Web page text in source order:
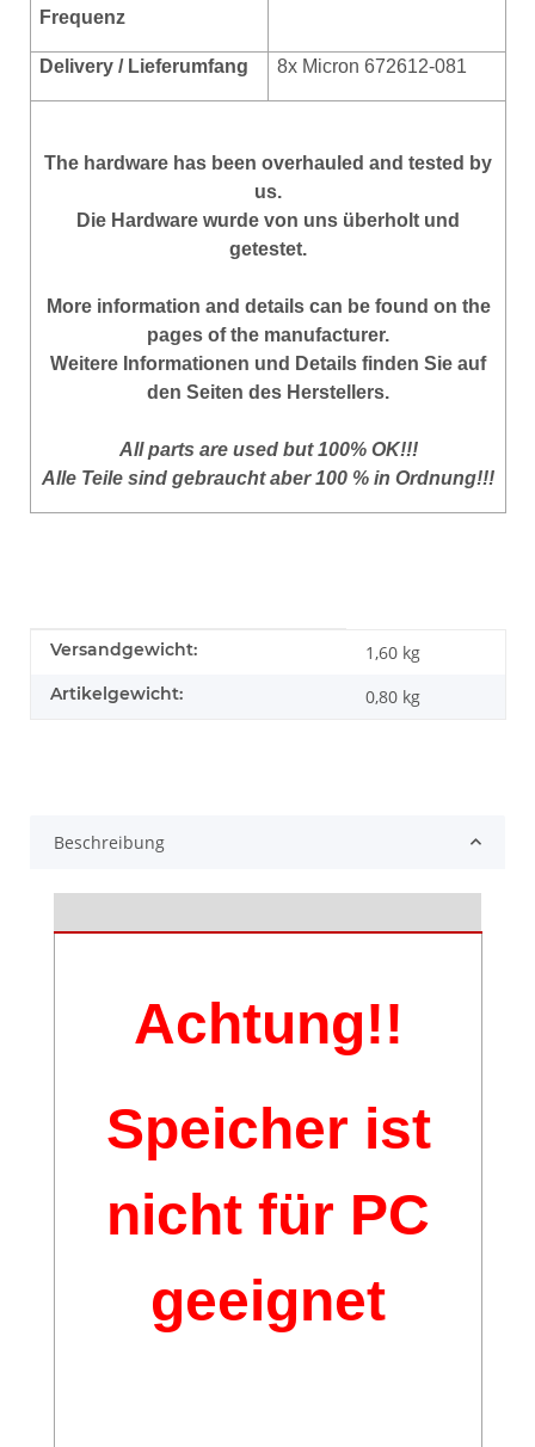
Frequenz
Delivery / Lieferumfang 8x Micron 672612-081
The hardware has been overhauled and tested by
us.
Die Hardware wurde von uns überholt und
getestet.
More information and details can be found on the
pages of the manufacturer.
Weitere Informationen und Details finden Sie auf
den Seiten des Herstellers.
All parts are used but 100% OK!!!
Alle Teile sind gebraucht aber 100 % in Ordnung!!!
Produkteigenschaft
Wert
Versandgewicht: 1,60 kg
Artikelgewicht: 0,80 kg
Beschreibung
Achtung!!
Speicher ist
nicht für PC
geeignet